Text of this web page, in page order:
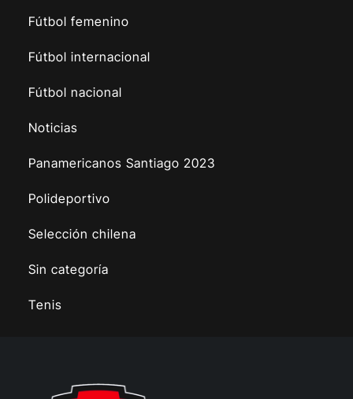
Fútbol femenino
Fútbol internacional
Fútbol nacional
Noticias
Panamericanos Santiago 2023
Polideportivo
Selección chilena
Sin categoría
Tenis